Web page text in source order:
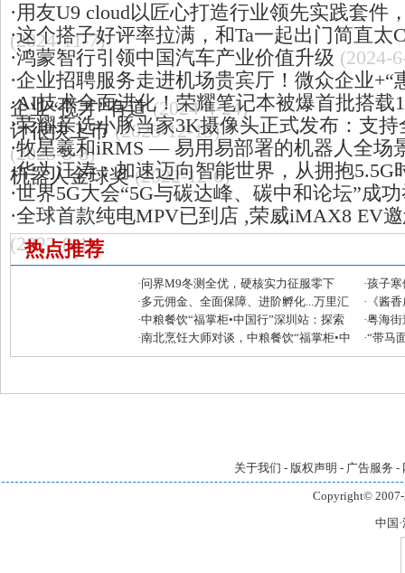
·用友U9 cloud以匠心打造行业领先实践套件
(2024-11-7)
·这个搭子好评率拉满，和Ta一起出门简直太
·鸿蒙智行引领中国汽车产业价值升级 (2024-
·企业招聘服务走进机场贵宾厅！微众企业+“
企业“揽才”有道 (2024-4-24)
·AI技术全面进化！荣耀笔记本被爆首批搭载
计很快上市 (2023-12-15)
·荣耀亲选小豚当家3K摄像头正式发布：支
(2023-3-8)
·牧星羲和iRMS — 易用易部署的机器人全场
机器人金球奖 (2022-12-6)
·华为汪涛：加速迈向智能世界，从拥抱5.5G
·世界5G大会“5G与碳达峰、碳中和论坛”成
·全球首款纯电MPV已到店 ,荣威iMAX8 EV
(2022-8-1)
热点推荐
·问界M9冬测全优，硬核实力征服零下
30°C极寒
·孩子寒
荐
·多元佣金、全面保障、进阶孵化...万里汇
发布全球合伙人招募令
· 《酱
·中粮餐饮“福掌柜•中国行”深圳站：探索
南北风味融合创新的活力密码
·粤海街
动圆满
·南北烹饪大师对谈，中粮餐饮“福掌柜•中
国行”深圳站共话京粤菜系融合之美
·“带马
场主题
关于我们 - 版权声明 - 广告服务 -
Copyright©
中国